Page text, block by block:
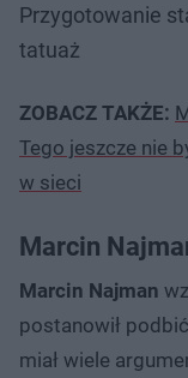
Przygotowanie
tatuaż
ZOBACZ TAKŻE:
Tego jeszcze nie
w sieci
Marcin
Marcin Najman
postanowił
miał wiele